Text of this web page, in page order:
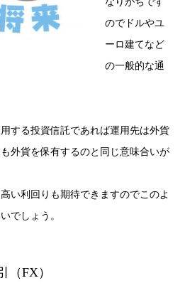
のでドルやユ
ーロ建てなど
の一般的な通
する投資信託であれば運用先は外貨
外貨を保有するのと同じ意味合いが
い利回りも期待できますのでこのよ
でしょう。
（FX）